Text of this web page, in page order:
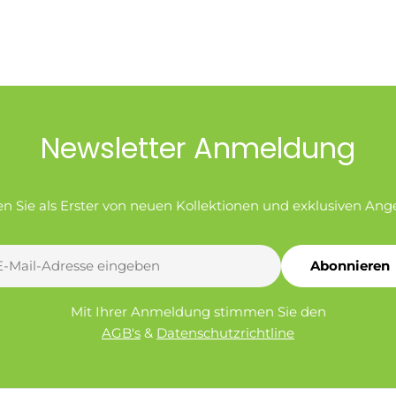
Newsletter Anmeldung
Sie als Erster von neuen Kollektionen und exklusiven
Abonnieren
Mit Ihrer Anmeldung stimmen Sie den
AGB's & Datenschutzrichtline